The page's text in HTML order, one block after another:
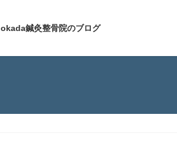
okada鍼灸整骨院のブログ